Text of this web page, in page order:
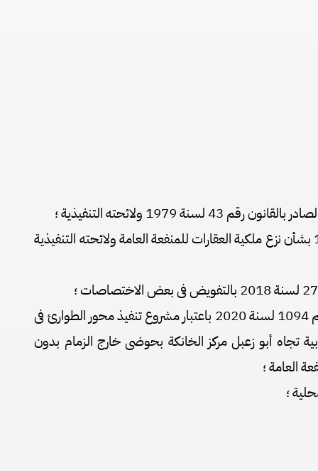
1979 ولائحته التنفيذية ؛
وعلى القانون رقم 10 لسنة 1990 بشأن نزع ملكية العقارات للمنفعة العامة ولائحته التنفيذية
وعلى قرار رئيس مجلس الوزراء رقم 1094 لسنة 2020 باعتبار مشروع تنفيذ محور الطوارئ فى
تجاه أبو زعبل مركز الخانكة بحوضى خارج الزمام بدون
؛